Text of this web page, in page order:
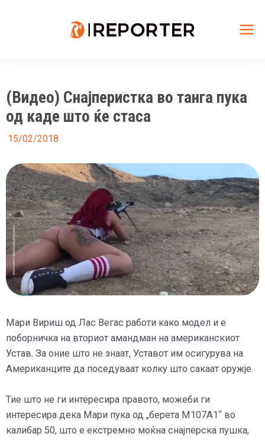
(Видео) Снајперистка во танга пука
од каде што ќе стаса
15/02/2018
Мари Вириш од Лас Вегас работи како модел и е
поборничка на вториот амандман на американскиот
Устав. За оние што не знаат, Уставот им осигурува на
Американците да поседуваат колку што сакаат оружје.
Тие што не ги интересира правото, можеби ги
интересира дека Мари пука од „берета М107А1“ во
калибар 50, што е екстремно моќна снајперска пушка,